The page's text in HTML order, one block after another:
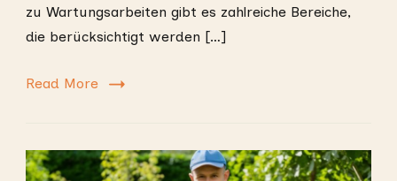
zu Wartungsarbeiten gibt es zahlreiche Bereiche,
die berücksichtigt werden […]
Read More